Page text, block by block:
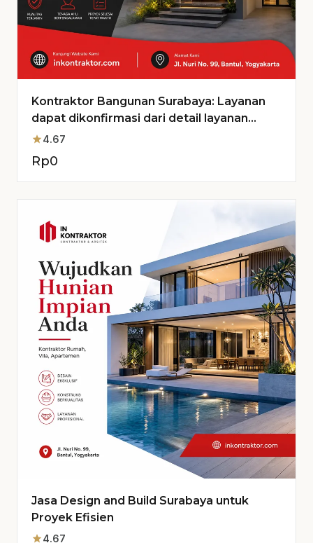
Kontraktor Bangunan Surabaya: Layanan
dapat dikonfirmasi dari detail layanan
untuk Proyek Anda
star4.67
Rp0
Jasa Design and Build Surabaya untuk
Proyek Efisien
star4.67